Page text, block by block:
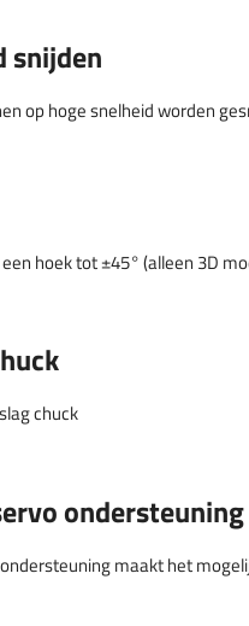
snijden
op hoge snelheid worden
hoek tot ±45° (alleen 3D
chuck
ondersteuning
maakt het